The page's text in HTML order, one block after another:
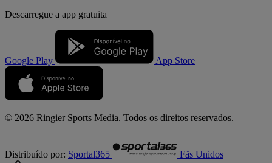
Descarregue a app gratuita
Google Play App Store
© 2026 Ringier Sports Media. Todos os direitos reservados.
Distribuído por: Sportal365 Fãs Unidos